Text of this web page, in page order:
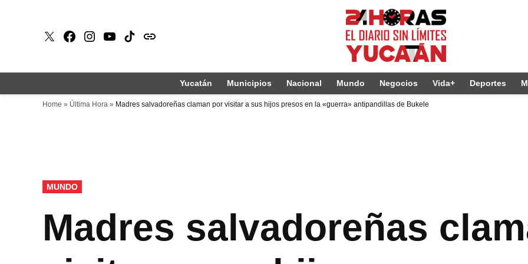
X Faceboook
Instagram
Youtube
Tiktokissuu
Yucatán Municipios Nacional Mundo Negocios Vida+ Deportes
Home » Última Hora » Madres salvadoreñas claman por visitar a sus hijos presos en la «guerra» antipandillas de Bukele
PUBLICADO
EN
MUNDO
Madres salvadoreñas